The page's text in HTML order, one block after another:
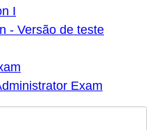
I
- Versão de teste
Exam